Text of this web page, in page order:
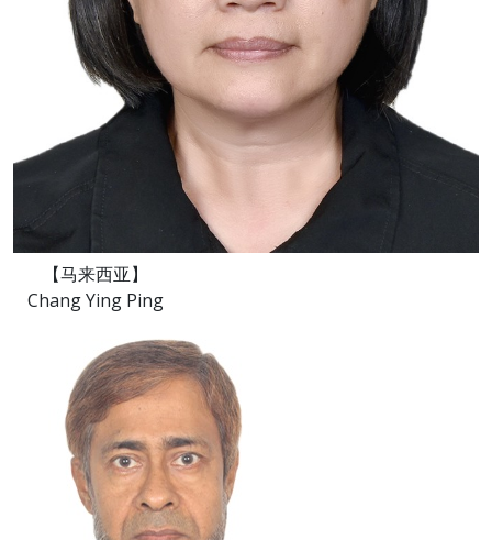
【马来西亚】
Chang Ying Ping